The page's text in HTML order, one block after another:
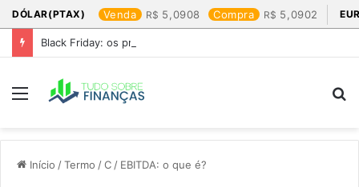
DÓLAR(PTAX) Venda 5,0908 Compra 5,0902
Black Friday: os produtos que mais valem a pena
Menu
Início /Termo /C / EBITDA: o que é?